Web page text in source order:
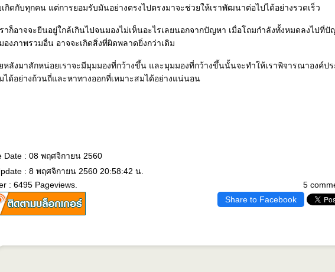
เกิดกับทุกคน แต่การยอมรับมันอย่างตรงไปตรงมาจะช่วยให้เราพัฒนาต่อไปได้อย่างรวดเร็ว
าก็อาจจะยืนอยู่ใกล้เกินไปจนมองไม่เห็นอะไรเลยนอกจากปัญหา เมื่อโถมกำลังทั้งหมดลงไปที่ปั
งภาพรวมอื่น อาจจะเกิดสิ่งที่ผิดพลาดยิ่งกว่าเดิม
หลังมาสักหน่อยเราจะมีมุมมองที่กว้างขึ้น และมุมมองที่กว้างขึ้นนั้นจะทำให้เราพิจารณาองค์ปร
ด้อย่างถ้วนถี่และหาทางออกที่เหมาะสมได้อย่างแน่นอน
Date : 08 พฤศจิกายน 2560
5
: 8 พฤศจิกายน 2560 20:58:42 น.
: 6495 Pageviews.
Share to Facebook